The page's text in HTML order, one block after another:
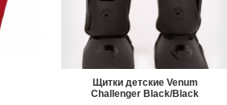
Щитки детские Venum
Challenger Black/Black